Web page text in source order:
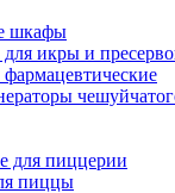
шкафы
икры и
для пиццерии
пиццы